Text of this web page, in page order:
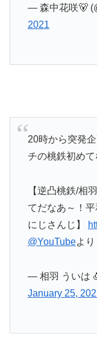
— 森中花咲🐻
2021
20時から突発
チの桃鉄初めて
【逆凸桃鉄/相
てだなあ～！
にじさんじ】
@YouTubeより
— 相羽 ういは
January 25,